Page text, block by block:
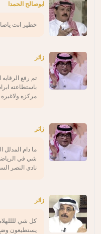
ابوصالح الحمدا
خطير انت
زائر
تم رفع
باستطاعته
مركزه ولاغيره
زائر
ما دام
شي في
نادي النصر
زائر
كل شي
يستطيعون وضع